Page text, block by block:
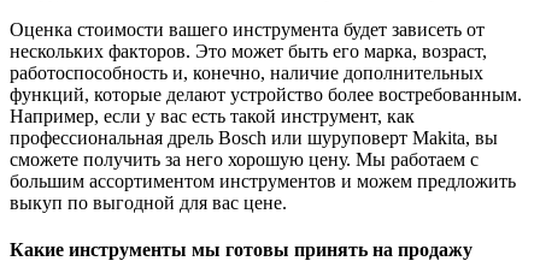
Оценка стоимости вашего инструмента будет зависеть от
нескольких факторов. Это может быть его марка, возраст,
работоспособность и, конечно, наличие дополнительных
функций, которые делают устройство более востребованным.
Например, если у вас есть такой инструмент, как
профессиональная дрель Bosch или шуруповерт Makita, вы
сможете получить за него хорошую цену. Мы работаем с
большим ассортиментом инструментов и можем предложить
выкуп по выгодной для вас цене.
Какие инструменты мы готовы принять на продажу